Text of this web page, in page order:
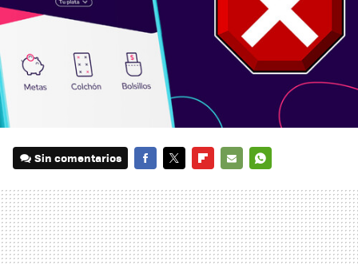
Sin comentarios
MAIL